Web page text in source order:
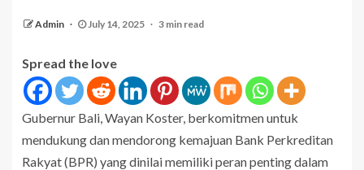
Admin July 14, 2025 3 min read
Spread the love
Gubernur Bali, Wayan Koster, berkomitmen untuk
mendukung dan mendorong kemajuan Bank Perkreditan
Rakyat (BPR) yang dinilai memiliki peran penting dalam